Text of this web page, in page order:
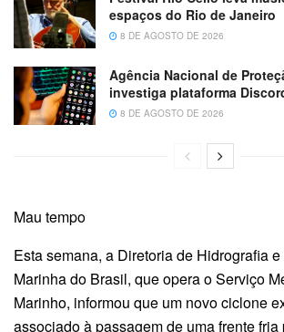
espaços do Rio de Janeiro
8 DE AGOSTO DE 2026
Agência Nacional de
investiga plataforma
8 DE AGOSTO DE 2026
Mau tempo
Esta semana, a Diretoria de Hidrografia
Marinha do Brasil, que opera o Serviço
Marinho, informou que um novo ciclone
associado à passagem de uma frente